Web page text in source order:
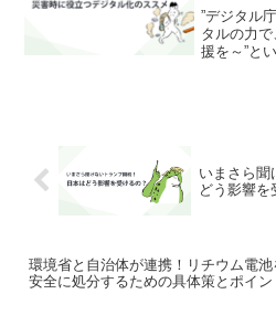
”デジタル
タルの力
援を～”と
いまさら聞
どう影響を
環境省と自治体が連携！リチウム電池
安全に処分するための具体策とポイン